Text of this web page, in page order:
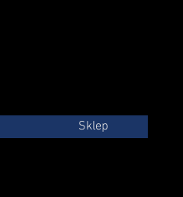
Sklep